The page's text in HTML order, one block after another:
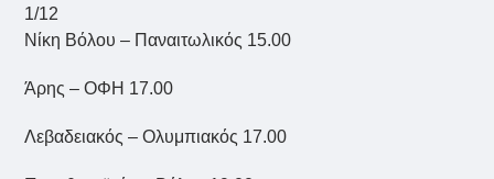
1/12
Νίκη Βόλου – Παναιτωλικός 15.00
Άρης – ΟΦΗ 17.00
Λεβαδειακός – Ολυμπιακός 17.00